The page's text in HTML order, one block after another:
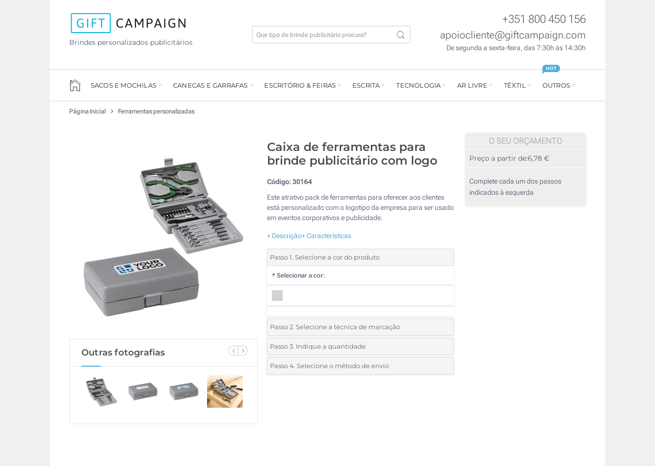
Brindes personalizados publicitários
+351 800 450 156
apoiocliente@giftcampaign.com
De segunda a sexta-feira, das 7:30h às 14:30h
SACOS E MOCHILAS CANECAS E GARRAFAS ESCRITÓRIO & FEIRAS ESCRITA TECNOLOGIA AR LIVRE TÊXTIL OUTROS
HOT
Página Inicial Ferramentas personalizadas
Outras fotografias
Caixa de ferramentas para
brinde publicitário com logo
Código:30164
Este atrativo pack de ferramentas para oferecer aos clientes
está personalizado com o logotipo da empresa para ser usado
em eventos corporativos e publicidade.
+ Descrição+ Características
Passo 1. Selecione a cor do produto
* Selecionar a cor:
Passo 2. Selecione a técnica de marcação
*Selecione o tipo de marcação e as cores do logotipo:
1 Cor (Na caixa)
Passo 3. Indique a quantidade
*Quantidade mínima:5
Passo 4. Selecione o método de envio
O SEU ORÇAMENTO
Preço a partir de:6,78 €
Complete cada um dos passos
indicados à esquerda